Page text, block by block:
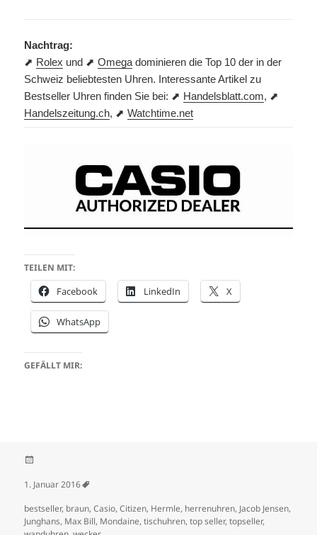
Nachtrag:
⬈ Rolex und ⬈Omega dominieren die Top 10 der in der
Schweiz beliebtesten Uhren. Interessante Artikel zu
Bestseller Uhren finden Sie bei: ⬈ Handelsblatt.com, ⬈
Handelszeitung.ch, ⬈Watchtime.net
TEILEN MIT:
Facebook LinkedIn X
WhatsApp
GEFÄLLT MIR:
1. Januar 2016
bestseller, braun,Casio,Citizen, Hermle, herrenuhren, Jacob Jensen,
Junghans, Max Bill, Mondaine,tischuhren,top seller,topseller,